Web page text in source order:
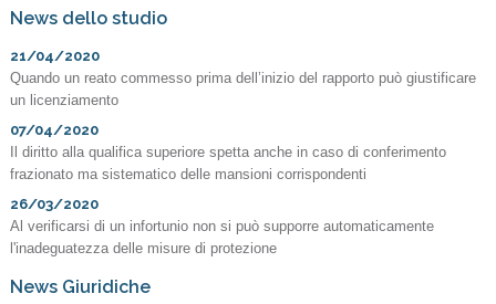
News dello studio
21/04/2020
Quando un reato commesso prima dell’inizio del rapporto può giustificare
un licenziamento
07/04/2020
Il diritto alla qualifica superiore spetta anche in caso di conferimento
frazionato ma sistematico delle mansioni corrispondenti
26/03/2020
Al verificarsi di un infortunio non si può supporre automaticamente
l'inadeguatezza delle misure di protezione
News Giuridiche